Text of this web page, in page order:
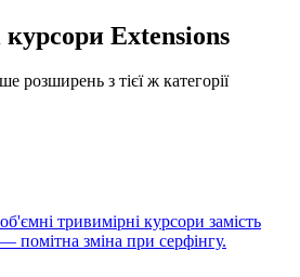
Extensions
розширень з тієї ж категорії
тривимірні курсори замість
помітна зміна при серфінгу.